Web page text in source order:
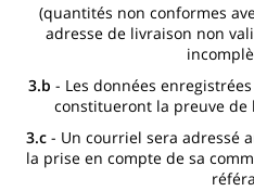
(quantités non conformes
adresse de livraison non
3.b - Les données
constitueront la preuve
3.c- Un courriel sera adressé
la prise en compte de sa